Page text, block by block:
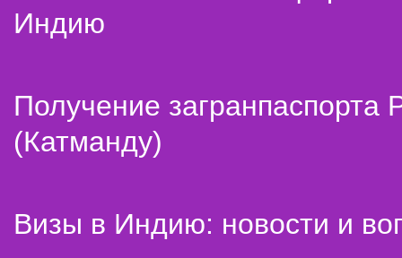
Индию
Получение
(Катманду)
Визы в Индию: новости и